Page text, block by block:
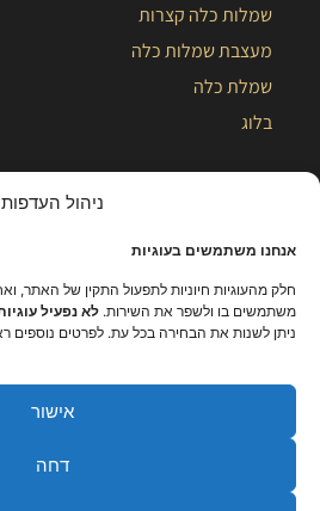
ניהול העדפות
אנחנו משתמשים בעוגיות
חלק מהעוגיות חיוניות לתפעול התקין של האתר,
משתמשים בו ולשפר את השירות. לא נפעיל
ניתן לשנות את הבחירה בכל עת. לפרטים נוספים
אישור
דחה
שמלות כלה קצרות
מעצבת שמלות כלה
שמלת כלה
בלוג
כל הזכויות שמורות – קלייר |
פרטיות